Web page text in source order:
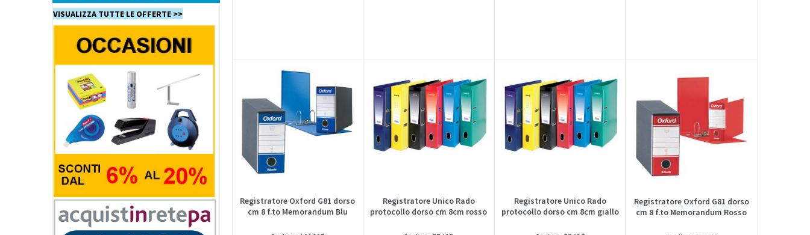
VISUALIZZA TUTTE LE OFFERTE >>
Registratore Oxford G81 dorso
cm 8 f.to Memorandum Blu
Registratore Unico Rado
protocollo dorso cm 8cm rosso
Registratore Unico Rado
protocollo dorso cm 8cm giallo
Registratore Oxford G81 dorso
cm 8 f.to Memorandum Rosso